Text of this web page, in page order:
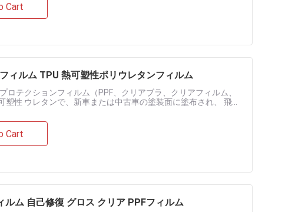
Cart
ィルム TPU 熱可塑性ポリウレタンフィルム
テクションフィルム（PPF、クリアブラ、クリアフィルム、
性 ウレタンで、新車または中古車の塗装面に塗布され、 飛び
Cart
ム 自己修復 グロス クリア PPFフィルム